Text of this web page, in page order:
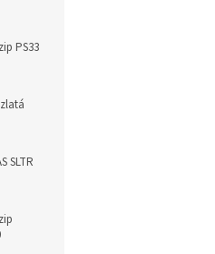
PS33
SLTR